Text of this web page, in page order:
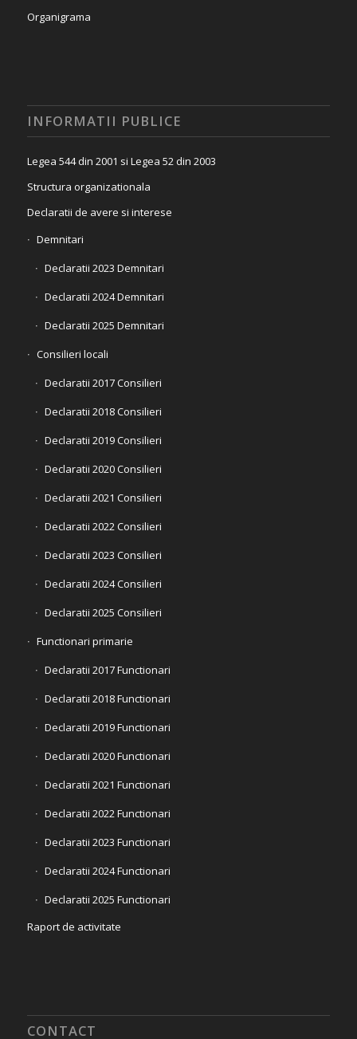
Organigrama
INFORMATII PUBLICE
Legea 544 din 2001 si Legea 52 din 2003
Structura organizationala
Declaratii de avere si interese
Demnitari
Declaratii 2023 Demnitari
Declaratii 2024 Demnitari
Declaratii 2025 Demnitari
Consilieri locali
Declaratii 2017 Consilieri
Declaratii 2018 Consilieri
Declaratii 2019 Consilieri
Declaratii 2020 Consilieri
Declaratii 2021 Consilieri
Declaratii 2022 Consilieri
Declaratii 2023 Consilieri
Declaratii 2024 Consilieri
Declaratii 2025 Consilieri
Functionari primarie
Declaratii 2017 Functionari
Declaratii 2018 Functionari
Declaratii 2019 Functionari
Declaratii 2020 Functionari
Declaratii 2021 Functionari
Declaratii 2022 Functionari
Declaratii 2023 Functionari
Declaratii 2024 Functionari
Declaratii 2025 Functionari
Raport de activitate
CONTACT